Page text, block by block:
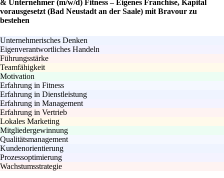
& Unternehmer (m/w/d) Fitness – Eigenes Franchise, Kapital
vorausgesetzt (Bad Neustadt an der Saale) mit Bravour zu
bestehen
Unternehmerisches Denken
Eigenverantwortliches Handeln
Führungsstärke
Teamfähigkeit
Motivation
Erfahrung in Fitness
Erfahrung in Dienstleistung
Erfahrung in Management
Erfahrung in Vertrieb
Lokales Marketing
Mitgliedergewinnung
Qualitätsmanagement
Kundenorientierung
Prozessoptimierung
Wachstumsstrategie